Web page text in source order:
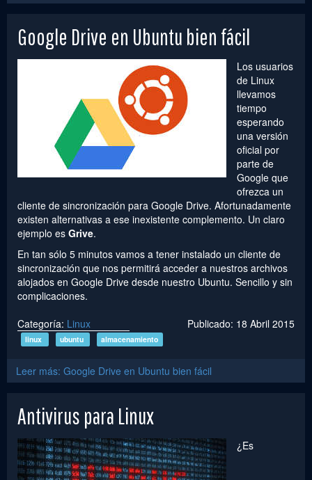
Google Drive en Ubuntu bien fácil
Los usuarios
de Linux
llevamos
tiempo
esperando
una versión
oficial por
parte de
Google que
ofrezca un
cliente de sincronización para Google Drive. Afortunadamente
existen alternativas a ese inexistente complemento. Un claro
ejemplo es Grive.
En tan sólo 5 minutos vamos a tener instalado un cliente de
sincronización que nos permitirá acceder a nuestros archivos
alojados en Google Drive desde nuestro Ubuntu. Sencillo y sin
complicaciones.
Categoría: Linux Publicado: 18 Abril 2015
linux ubuntu almacenamiento
Leer más: Google Drive en Ubuntu bien fácil
Antivirus para Linux
¿Es